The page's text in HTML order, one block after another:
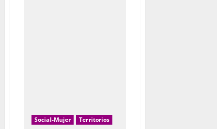
Social-Mujer Territorios